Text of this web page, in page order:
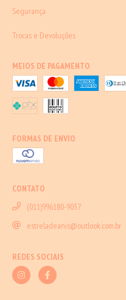
Segurança
Trocas e Devoluções
MEIOS DE PAGAMENTO
FORMAS DE ENVIO
CONTATO
(011)996180-9037
estreladeanis@outlook.com.br
REDES SOCIAIS